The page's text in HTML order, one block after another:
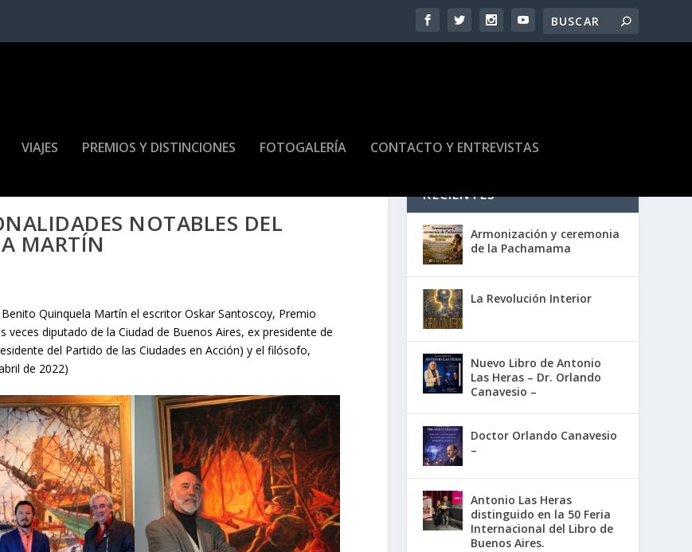
VIAJES PREMIOS Y DISTINCIONES FOTOGALERÍA CONTACTO Y ENTREVISTAS
NOTABLES DEL
MARTÍN
Quinquela Martín el escritor Oskar Santoscoy, Premio
veces diputado de la Ciudad de Buenos Aires, ex presidente de
del Partido de las Ciudades en Acción) y el filósofo,
de 2022)
RECIENTES
Armonización y ceremonia
de la Pachamama
La Revolución Interior
Nuevo Libro de Antonio
Las Heras – Dr. Orlando
Canavesio –
Doctor Orlando Canavesio
–
Antonio Las Heras
distinguido en la 50 Feria
Internacional del Libro de
Buenos Aires.